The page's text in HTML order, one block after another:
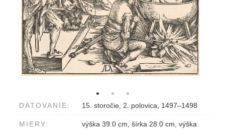
DATOVANIE: 15. storočie, 2. polovica, 1497–1498
MIERY:
výška 39.0 cm, šírka 28.0 cm, výška